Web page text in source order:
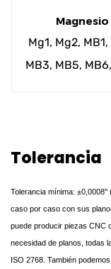
Magnesio
Mg1, Mg2, MB1,
MB3, MB5,
Tolerancia
Tolerancia mínima:
caso por caso con sus
puede producir piezas CNC
necesidad de planos, todas
ISO 2768. También